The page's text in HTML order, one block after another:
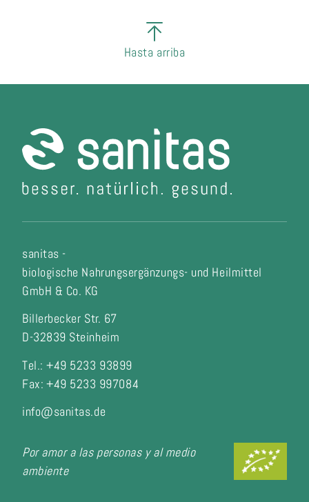
Hasta arriba
sanitas -
biologische Nahrungsergänzungs- und Heilmittel
GmbH & Co. KG
Billerbecker Str. 67
D-32839 Steinheim
Tel.: +49 5233 93899
Fax: +49 5233 997084
info@sanitas.de
Por amor a las personas y al medio
ambiente